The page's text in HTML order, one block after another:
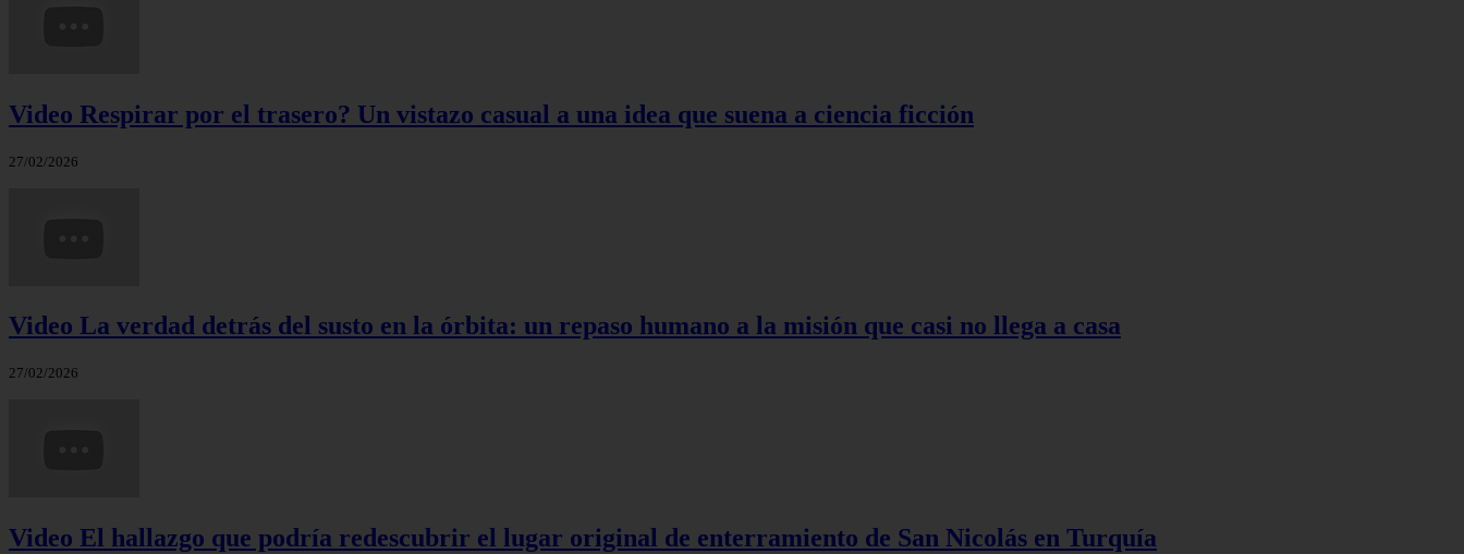
Video Respirar por el trasero? Un vistazo casual a una idea que suena a ciencia ficción
27/02/2026
Video La verdad detrás del susto en la órbita: un repaso humano a la misión que casi no llega a casa
27/02/2026
Video El hallazgo que podría redescubrir el lugar original de enterramiento de San Nicolás en Turquía